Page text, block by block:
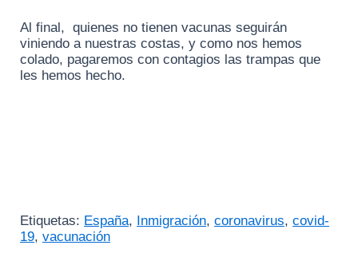
Al final, quienes no tienen vacunas seguirán
viniendo a nuestras costas, y como nos hemos
colado, pagaremos con contagios las trampas que
les hemos hecho.
Etiquetas: España, Inmigración, coronavirus, covid-
19, vacunación